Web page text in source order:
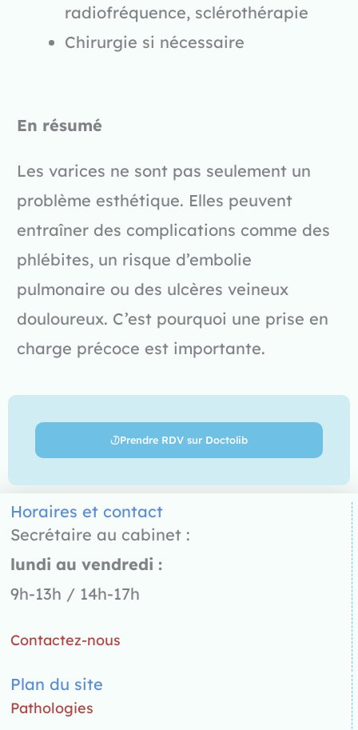
radiofréquence, sclérothérapie
Chirurgie si nécessaire
En résumé
Les varices ne sont pas seulement un
problème esthétique. Elles peuvent
entraîner des complications comme des
phlébites, un risque d’embolie
pulmonaire ou des ulcères veineux
douloureux. C’est pourquoi une prise en
charge précoce est importante.
Prendre RDV sur Doctolib
Horaires et contact
Secrétaire au cabinet :
lundi au vendredi :
9h-13h / 14h-17h
Contactez-nous
Plan du site
Pathologies